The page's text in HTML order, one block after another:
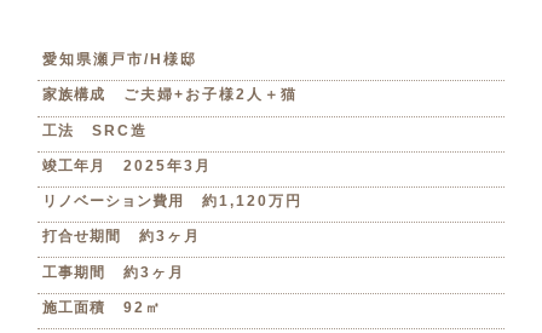
愛知県瀬戸市/H様邸
家族構成 ご夫婦+お子様2人＋猫
工法 SRC造
竣工年月 2025年3月
リノベーション費用 約1,120万円
打合せ期間 約3ヶ月
工事期間 約3ヶ月
施工面積 92㎡